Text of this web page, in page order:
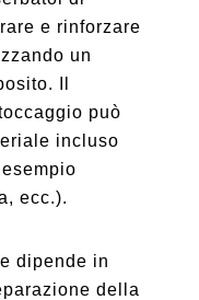
e rinforzare
un
Il
può
incluso
ecc.).
dipende in
della